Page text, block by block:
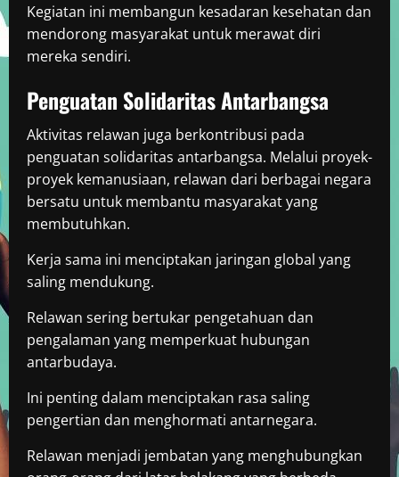
Kegiatan ini membangun kesadaran kesehatan dan
mendorong masyarakat untuk merawat diri
mereka sendiri.
Penguatan Solidaritas Antarbangsa
Aktivitas relawan juga berkontribusi pada
penguatan solidaritas antarbangsa. Melalui proyek-
proyek kemanusiaan, relawan dari berbagai negara
bersatu untuk membantu masyarakat yang
membutuhkan.
Kerja sama ini menciptakan jaringan global yang
saling mendukung.
Relawan sering bertukar pengetahuan dan
pengalaman yang memperkuat hubungan
antarbudaya.
Ini penting dalam menciptakan rasa saling
pengertian dan menghormati antarnegara.
Relawan menjadi jembatan yang menghubungkan